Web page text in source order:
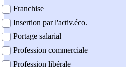
Franchise
Insertion par l'activ.éco.
Portage salarial
Profession commerciale
Profession libérale